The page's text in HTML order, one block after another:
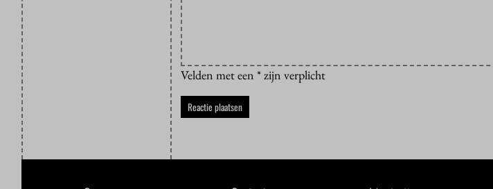
Velden met een * zijn verplicht